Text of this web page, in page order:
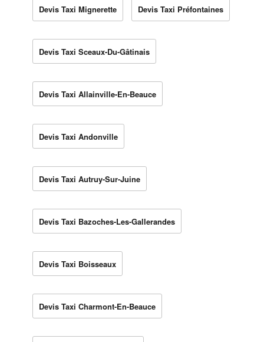
Devis Taxi Mignerette Devis Taxi Préfontaines
Devis Taxi Sceaux-Du-Gâtinais
Devis Taxi Allainville-En-Beauce
Devis Taxi Andonville
Devis Taxi Autruy-Sur-Juine
Devis Taxi Bazoches-Les-Gallerandes
Devis Taxi Boisseaux
Devis Taxi Charmont-En-Beauce